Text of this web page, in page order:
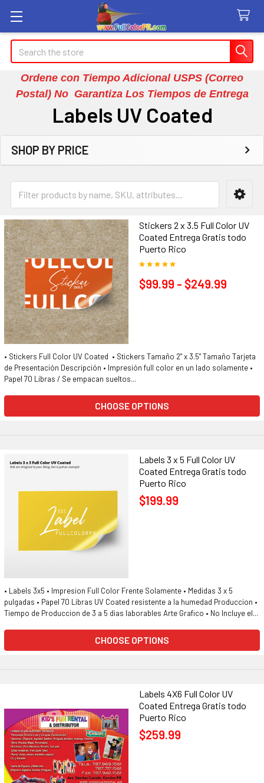
Search
Ordene con Tiempo Adicional USPS (Correo
Postal) No Garantiza Los Tiempos de Entrega
Labels UV Coated
Sidebar
SHOP BY PRICE
Stickers 2 x 3.5 Full Color UV
Coated Entrega Gratis todo
Puerto Rico
$99.99 - $249.99
• Stickers Full Color UV Coated • Stickers Tamaño 2" x 3.5" Tamaño Tarjeta
de Presentación Descripción • Impresión full color en un lado solamente •
Papel 70 Libras / Se empacan sueltos...
CHOOSE OPTIONS
Labels 3 x 5 Full Color UV
Coated Entrega Gratis todo
Puerto Rico
$199.99
• Labels 3x5 • Impresion Full Color Frente Solamente • Medidas 3 x 5
pulgadas • Papel 70 Libras UV Coated resistente a la humedad Produccion •
Tiempo de Produccion de 3 a 5 dias laborables Arte Grafico • No Incluye el...
CHOOSE OPTIONS
Labels 4X6 Full Color UV
Coated Entrega Gratis todo
Puerto Rico
$259.99